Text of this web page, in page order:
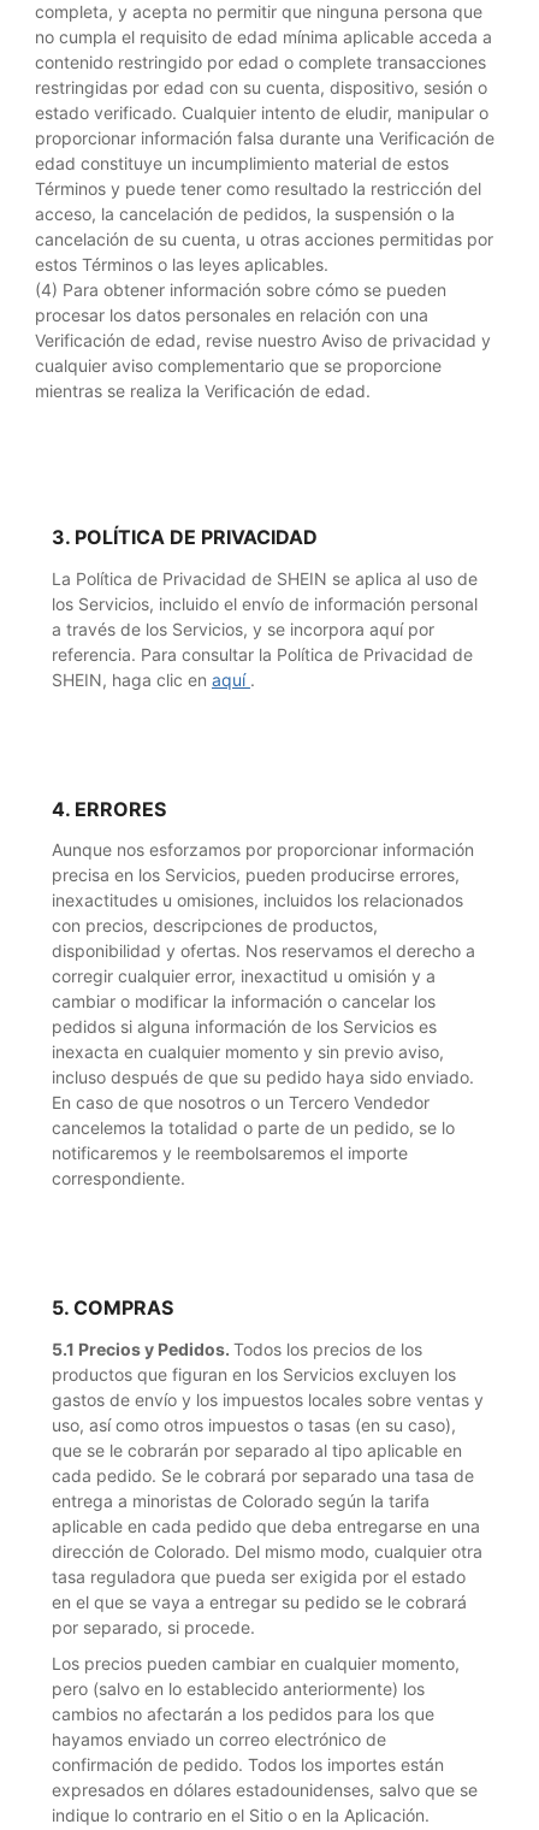
completa, y acepta no permitir que ninguna persona que
no cumpla el requisito de edad mínima aplicable acceda a
contenido restringido por edad o complete transacciones
restringidas por edad con su cuenta, dispositivo, sesión o
estado verificado. Cualquier intento de eludir, manipular o
proporcionar información falsa durante una Verificación de
edad constituye un incumplimiento material de estos
Términos y puede tener como resultado la restricción del
acceso, la cancelación de pedidos, la suspensión o la
cancelación de su cuenta, u otras acciones permitidas por
estos Términos o las leyes aplicables.
(4) Para obtener información sobre cómo se pueden
procesar los datos personales en relación con una
Verificación de edad, revise nuestro Aviso de privacidad y
cualquier aviso complementario que se proporcione
mientras se realiza la Verificación de edad.
3. POLÍTICA DE PRIVACIDAD
La Política de Privacidad de SHEIN se aplica al uso de
los Servicios, incluido el envío de información personal
a través de los Servicios, y se incorpora aquí por
referencia. Para consultar la Política de Privacidad de
SHEIN, haga clic en aquí .
4. ERRORES
Aunque nos esforzamos por proporcionar información
precisa en los Servicios, pueden producirse errores,
inexactitudes u omisiones, incluidos los relacionados
con precios, descripciones de productos,
disponibilidad y ofertas. Nos reservamos el derecho a
corregir cualquier error, inexactitud u omisión y a
cambiar o modificar la información o cancelar los
pedidos si alguna información de los Servicios es
inexacta en cualquier momento y sin previo aviso,
incluso después de que su pedido haya sido enviado.
En caso de que nosotros o un Tercero Vendedor
cancelemos la totalidad o parte de un pedido, se lo
notificaremos y le reembolsaremos el importe
correspondiente.
5. COMPRAS
5.1 Precios y Pedidos. Todos los precios de los
productos que figuran en los Servicios excluyen los
gastos de envío y los impuestos locales sobre ventas y
uso, así como otros impuestos o tasas (en su caso),
que se le cobrarán por separado al tipo aplicable en
cada pedido. Se le cobrará por separado una tasa de
entrega a minoristas de Colorado según la tarifa
aplicable en cada pedido que deba entregarse en una
dirección de Colorado. Del mismo modo, cualquier otra
tasa reguladora que pueda ser exigida por el estado
en el que se vaya a entregar su pedido se le cobrará
por separado, si procede.
Los precios pueden cambiar en cualquier momento,
pero (salvo en lo establecido anteriormente) los
cambios no afectarán a los pedidos para los que
hayamos enviado un correo electrónico de
confirmación de pedido. Todos los importes están
expresados en dólares estadounidenses, salvo que se
indique lo contrario en el Sitio o en la Aplicación.